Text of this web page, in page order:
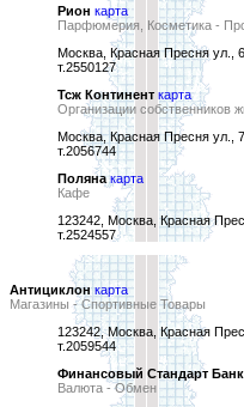
Рион карта
Парфюмерия, Косметика -
Москва, Красная Пресня ул.,
т.2550127
Тсж Континент карта
Организации собственников
Москва, Красная Пресня ул., 7
т.2056744
Поляна карта
Кафе
123242, Москва, Красная
т.2524557
Антициклон карта
Магазины - Спортивные Товары
123242, Москва, Красная
т.2059544
Финансовый Стандарт
Валюта - Обмен